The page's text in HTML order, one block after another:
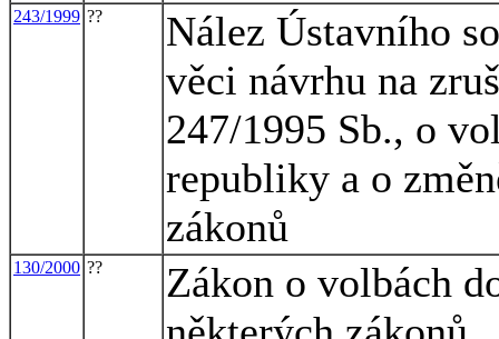
243/1999 ??
Nález Ústavního
věci návrhu na
247/1995 Sb., o
republiky a o
zákonů
130/2000 ??
Zákon o volbách